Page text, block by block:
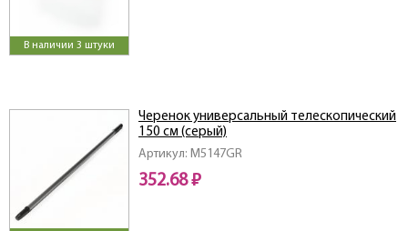
В наличии 3 штуки
Артикул: M5147GR
Черенок универсальный телескопический
150 см (серый)
352.68 ₽